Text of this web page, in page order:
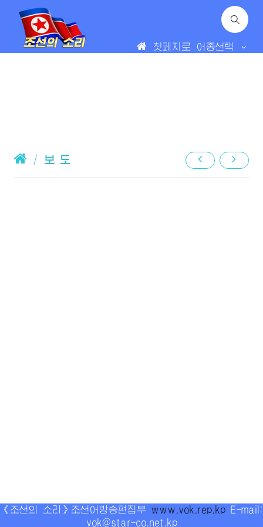
첫페지로 어종선택
/ 보 도
《조선의 소리》조선어방송편집부 www.vok.rep.kp E-mail:
vok@star-co.net.kp